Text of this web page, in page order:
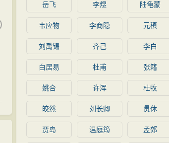
岳飞 李煜 陆龟蒙
韦应物 李商隐 元稹
刘禹锡 齐己 李白
白居易 杜甫 张籍
姚合 许浑 杜牧
皎然 刘长卿 贯休
贾岛 温庭筠 孟郊